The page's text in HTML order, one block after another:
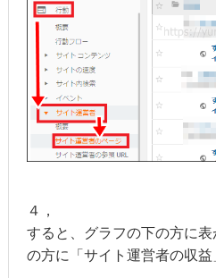
４，
すると、グラフの下の方に
の方に「サイト運営者の収益